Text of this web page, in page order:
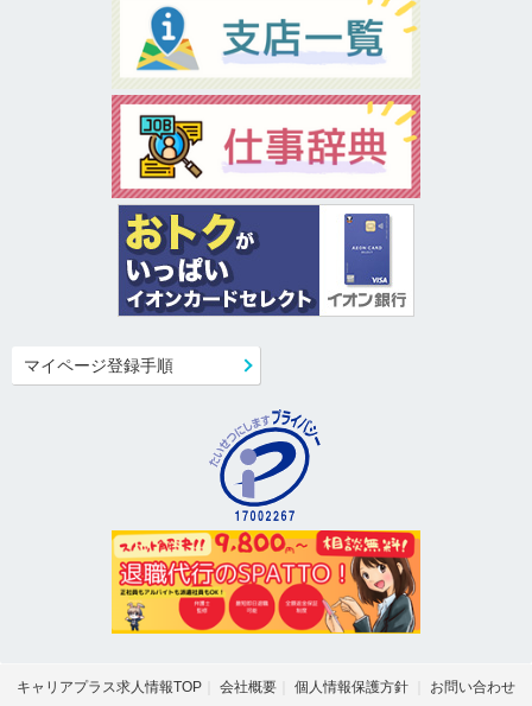
マイページ登録手順
キャリアプラス求人情報TOP 会社概要 個人情報保護方針 お問い合わせ